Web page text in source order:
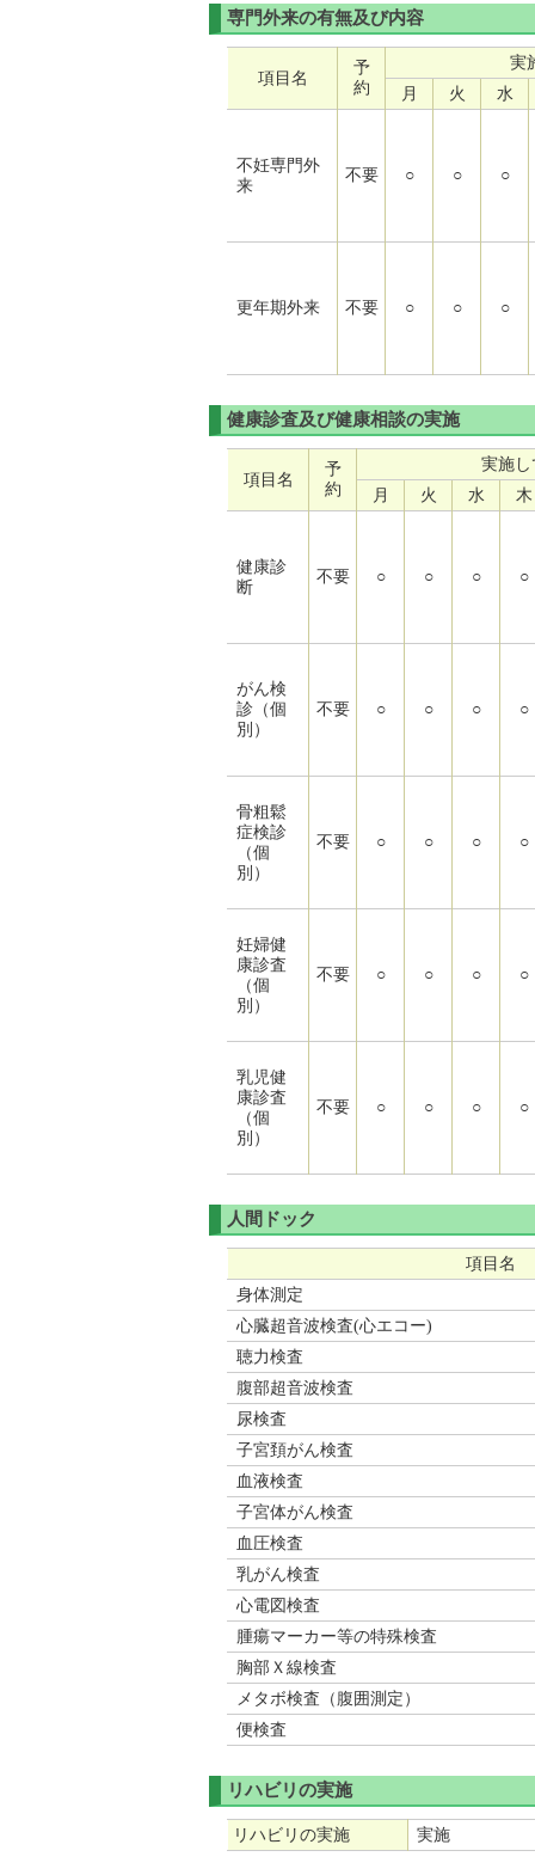
専門外来の有無及び内容
項目名
予
約
実
月
火 水
不妊専門外
来
不要 ○ ○ ○
更年期外来 不要 ○ ○ ○
健康診査及び健康相談の実施
項目名
予
約
実施
月
火 水 木
健康診
断
不要 ○ ○ ○ ○
がん検
診（個
別）
不要 ○ ○ ○ ○
骨粗鬆
症検診
（個
別）
不要 ○ ○ ○ ○
妊婦健
康診査
（個
別）
不要 ○ ○ ○ ○
乳児健
康診査
（個
別）
不要 ○ ○ ○ ○
人間ドック
項目名
身体測定
心臓超音波検査(心エコー)
聴力検査
腹部超音波検査
尿検査
子宮頚がん検査
血液検査
子宮体がん検査
血圧検査
乳がん検査
心電図検査
腫瘍マーカー等の特殊検査
胸部Ｘ線検査
メタボ検査（腹囲測定）
便検査
リハビリの実施
リハビリの実施 実施